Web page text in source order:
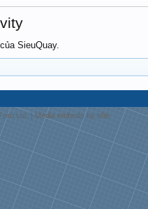
SieuQuay.
Ltd. | Media embeds by s9e